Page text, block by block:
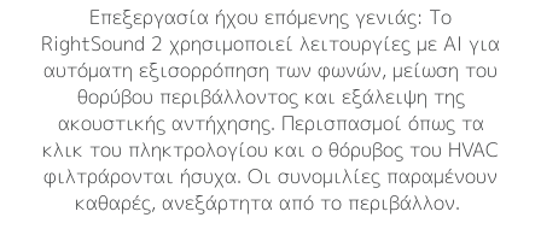
Επεξεργασία ήχου επόμενης γενιάς: Το
RightSound 2 χρησιμοποιεί λειτουργίες με AI για
αυτόματη εξισορρόπηση των φωνών, μείωση του
θορύβου περιβάλλοντος και εξάλειψη της
ακουστικής αντήχησης. Περισπασμοί όπως τα
κλικ του πληκτρολογίου και ο θόρυβος του HVAC
φιλτράρονται ήσυχα. Οι συνομιλίες παραμένουν
καθαρές, ανεξάρτητα από το περιβάλλον.